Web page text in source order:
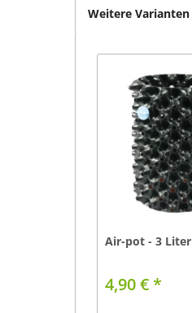
Weitere Varianten
Air-pot - 3 Liter
4,90 € *